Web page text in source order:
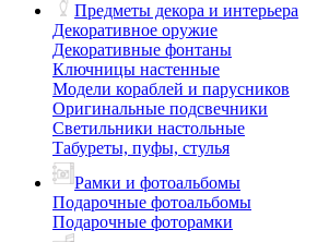
Предметы декора и интерьера
Декоративное оружие
Декоративные фонтаны
Ключницы настенные
Модели кораблей и парусников
Оригинальные подсвечники
Светильники настольные
Табуреты, пуфы, стулья
Рамки и фотоальбомы
Подарочные фотоальбомы
Подарочные фоторамки